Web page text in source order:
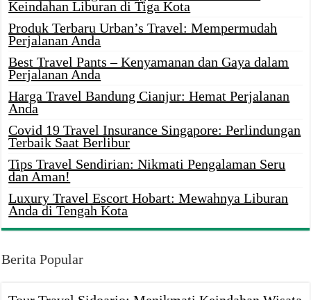
Keindahan Liburan di Tiga Kota
Produk Terbaru Urban’s Travel: Mempermudah
Perjalanan Anda
Best Travel Pants – Kenyamanan dan Gaya dalam
Perjalanan Anda
Harga Travel Bandung Cianjur: Hemat Perjalanan
Anda
Covid 19 Travel Insurance Singapore: Perlindungan
Terbaik Saat Berlibur
Tips Travel Sendirian: Nikmati Pengalaman Seru
dan Aman!
Luxury Travel Escort Hobart: Mewahnya Liburan
Anda di Tengah Kota
Berita Popular